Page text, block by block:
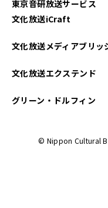
東京音研放送サービス
文化放送iCraft
文化放送メディアブリッ
文化放送エクステンド
グリーン・ドルフィン
© Nippon Cultural